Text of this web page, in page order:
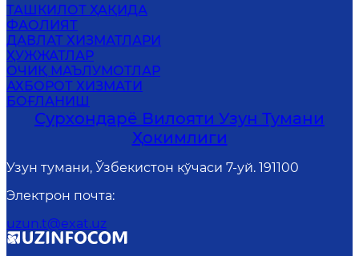
ТАШКИЛОТ ҲАҚИДА
ФАОЛИЯТ
ДАВЛАТ ХИЗМАТЛАРИ
ҲУЖЖАТЛАР
ОЧИҚ МАЪЛУМОТЛАР
АХБОРОТ ХИЗМАТИ
БОҒЛАНИШ
Сурхондарё Вилояти Узун Тумани
Ҳокимлиги
Узун тумани, Ўзбекистон кўчаси 7-уй. 191100
Электрон почта:
uzun.t@exat.uz